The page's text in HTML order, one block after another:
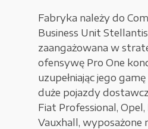
Fabryka należy do
Business Unit
zaangażowana w
ofensywę Pro One
uzupełniając jego
duże pojazdy
Fiat Professional,
Vauxhall, wyposażone